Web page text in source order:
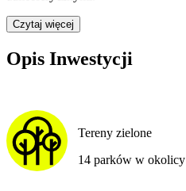
Czytaj więcej
Opis Inwestycji
Tereny zielone
14 parków w okolicy